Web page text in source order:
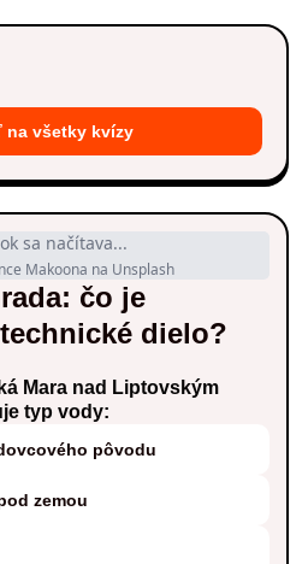
na všetky kvízy
sa načítava...
Makoona na Unsplash
čo je
dielo?
Mara nad Liptovským
typ vody:
pôvodu
zemou